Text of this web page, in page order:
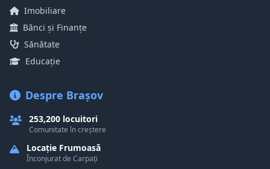
Imobiliare
Bănci și Finanțe
Sănătate
Educație
Despre Brașov
253,200 locuitori
Comunitate în creștere
Locație Frumoasă
Înconjurat de Carpați